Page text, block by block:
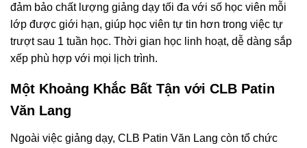
đảm bảo chất lượng giảng dạy tối đa với số học viên mỗi
lớp được giới hạn, giúp học viên tự tin hơn trong việc tự
trượt sau 1 tuần học. Thời gian học linh hoạt, dễ dàng sắp
xếp phù hợp với mọi lịch trình.
Một Khoảng Khắc Bất Tận với CLB Patin
Văn Lang
Ngoài việc giảng dạy, CLB Patin Văn Lang còn tổ chức